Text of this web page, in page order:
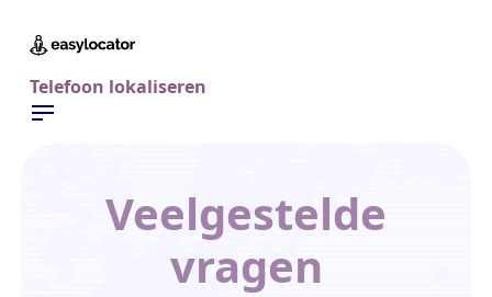
Telefoon lokaliseren
Veelgestelde
vragen